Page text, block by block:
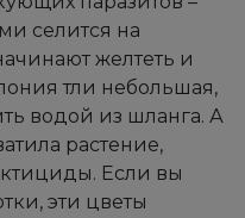
селится на
желтеть и
тли небольшая,
водой из шланга. А
растение,
Если вы
эти цветы